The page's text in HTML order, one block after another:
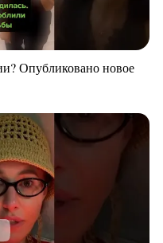
Опубликовано новое